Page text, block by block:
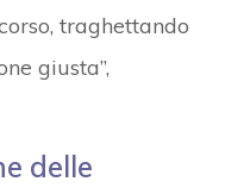
traghettando
giusta”,
delle